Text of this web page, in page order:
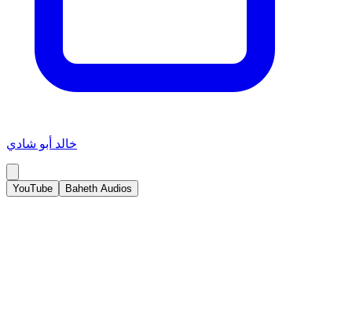
خالد أبو شادي
YouTube Baheth Audios